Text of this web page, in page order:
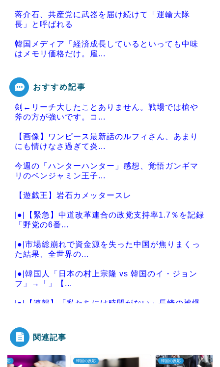
蒋介石、共産党に武器を届け続けて「運輸大隊
長」と呼ばれる
韓国メディア「経済成長しているといっても中味
はメモリ価格だけ。雇...
Powered by livedoor 相互RSS
おすすめ記事
剣←リーチ大したことありません。戦場では槍や
斧の方が強いです。コ...
【画像】ワンピース最新話のルフィさん、あまり
にも情けなさ過ぎて炎...
今週の「ハンターハンター」感想、覚悟ガンギマ
リのベンジャミン王子...
【遊戯王】岩石カメッタースレ
|●|【緊急】中道改革連合の政党支持率1.7％を記録
「野党の6番...
|●|市場総崩れで資金源を失った中国が焦りまくっ
た結果、全世界の...
|●|韓国人「日本の村上宗隆 vs 韓国のイ・ジョン
フ」→「」【...
|●|【速報】「私たちには時間がない」長崎の被爆
関連記事
反応 韓国の反応 韓国の反応